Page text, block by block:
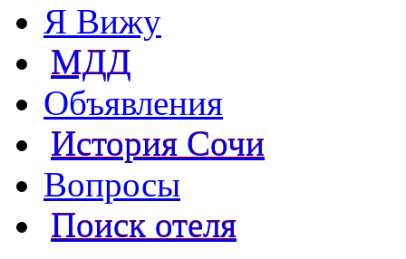
Я Вижу
МДД
Объявления
История Сочи
Вопросы
Поиск отеля